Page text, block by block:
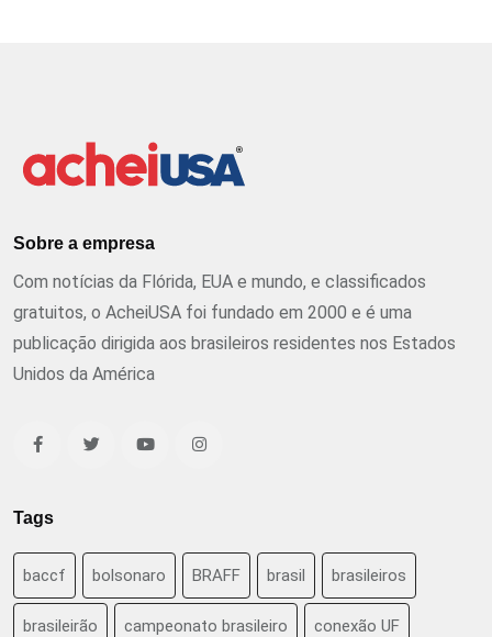
Sobre a empresa
Com notícias da Flórida, EUA e mundo, e classificados
gratuitos, o AcheiUSA foi fundado em 2000 e é uma
publicação dirigida aos brasileiros residentes nos Estados
Unidos da América
Tags
baccf bolsonaro BRAFF brasil brasileiros
brasileirão campeonato brasileiro conexão UF